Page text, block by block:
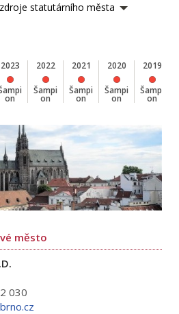
statutárního města
2023
on
2022
Šampi
on
2021
Šampi
on
2020
Šampi
on
2019
Šampi
on
město
030